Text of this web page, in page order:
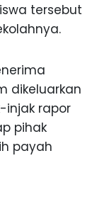
tersebut
dikeluarkan
injak rapor
pihak
payah